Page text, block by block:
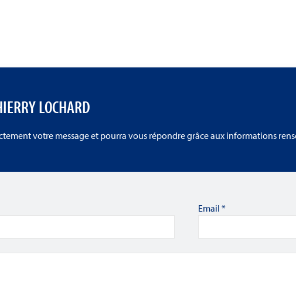
LOCHARD
votre message et pourra vous répondre grâce aux informations
Email *